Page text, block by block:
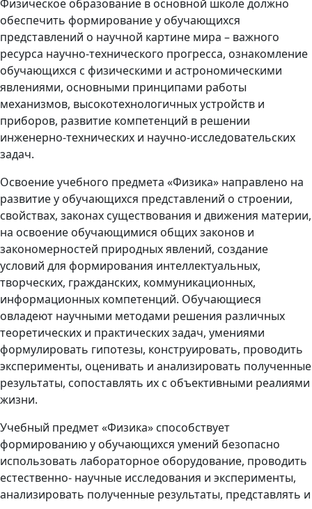
Физическое образование в основной школе должно
обеспечить формирование у обучающихся
представлений о научной картине мира – важного
ресурса научно-технического прогресса, ознакомление
обучающихся с физическими и астрономическими
явлениями, основными принципами работы
механизмов, высокотехнологичных устройств и
приборов, развитие компетенций в решении
инженерно-технических и научно-исследовательских
задач.
Освоение учебного предмета «Физика» направлено на
развитие у обучающихся представлений о строении,
свойствах, законах существования и движения материи,
на освоение обучающимися общих законов и
закономерностей природных явлений, создание
условий для формирования интеллектуальных,
творческих, гражданских, коммуникационных,
информационных компетенций. Обучающиеся
овладеют научными методами решения различных
теоретических и практических задач, умениями
формулировать гипотезы, конструировать, проводить
эксперименты, оценивать и анализировать полученные
результаты, сопоставлять их с объективными реалиями
жизни.
Учебный предмет «Физика» способствует
формированию у обучающихся умений безопасно
использовать лабораторное оборудование, проводить
естественно- научные исследования и эксперименты,
анализировать полученные результаты, представлять и